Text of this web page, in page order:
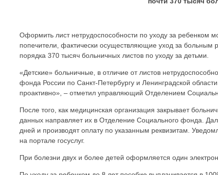
Оформить лист нетрудоспособности по уходу за ребенком
попечители, фактически осуществляющие уход за
порядка 370 тысяч больничных листов по уходу за детьми.
«Детские» больничные, в отличие от листов
фонда России по Санкт-Петербургу и Ленинградской
проактивно», – отметил управляющий Отделением
После того, как медицинская организация закрывает
данных направляет их в Отделение Социального фонда.
дней и производят оплату по указанным реквизитам.
на портале госуслуг.
При болезни двух и более детей оформляется один